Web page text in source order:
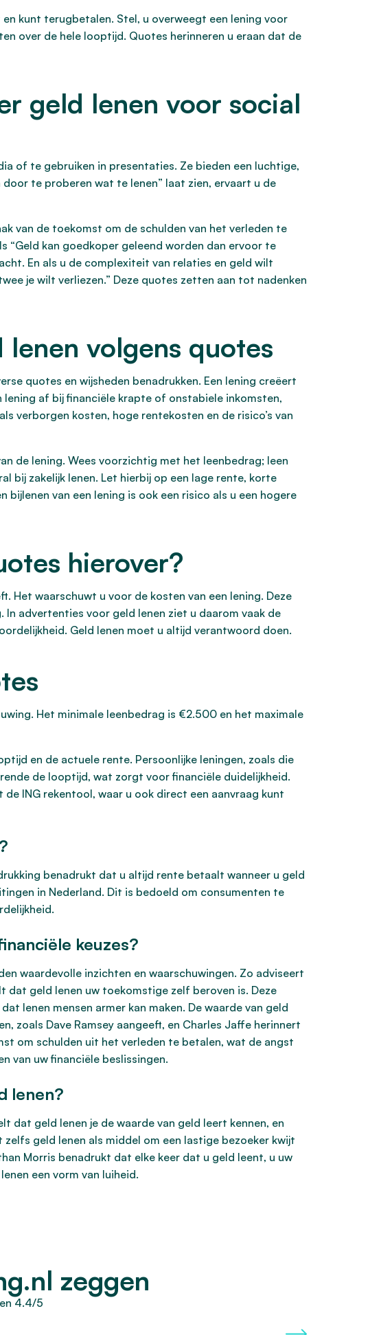
kunt terugbetalen. Stel, u overweegt een lening voor
over de hele looptijd. Quotes herinneren u eraan dat de
geld lenen voor social
of te gebruiken in presentaties. Ze bieden een luchtige,
te proberen wat te lenen” laat zien, ervaart u de
van de toekomst om de schulden van het verleden te
“Geld kan goedkoper geleend worden dan ervoor te
En als u de complexiteit van relaties en geld wilt
je wilt verliezen.” Deze quotes zetten aan tot nadenken
lenen volgens quotes
quotes en wijsheden benadrukken. Een lening creëert
af bij financiële krapte of onstabiele inkomsten,
verborgen kosten, hoge rentekosten en de risico’s van
de lening. Wees voorzichtig met het leenbedrag; leen
bij zakelijk lenen. Let hierbij op een lage rente, korte
van een lening is ook een risico als u een hogere
hierover?
Het waarschuwt u voor de kosten van een lening. Deze
advertenties voor geld lenen ziet u daarom vaak de
Geld lenen moet u altijd verantwoord doen.
Het minimale leenbedrag is €2.500 en het maximale
en de actuele rente. Persoonlijke leningen, zoals die
de looptijd, wat zorgt voor financiële duidelijkheid.
ING rekentool, waar u ook direct een aanvraag kunt
benadrukt dat u altijd rente betaalt wanneer u geld
in Nederland. Dit is bedoeld om consumenten te
keuzes?
waardevolle inzichten en waarschuwingen. Zo adviseert
geld lenen uw toekomstige zelf beroven is. Deze
lenen mensen armer kan maken. De waarde van geld
zoals Dave Ramsey aangeeft, en Charles Jaffe herinnert
om schulden uit het verleden te betalen, wat de angst
van uw financiële beslissingen.
lenen?
dat geld lenen je de waarde van geld leert kennen, en
geld lenen als middel om een lastige bezoeker kwijt
Morris benadrukt dat elke keer dat u geld leent, u uw
een vorm van luiheid.
zeggen
4.4/5